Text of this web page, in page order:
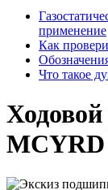
применение
Как
Что такое
MCYRD